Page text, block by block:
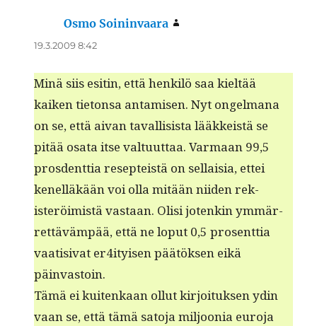
Osmo Soininvaara
19.3.2009 8:42
Minä siis esitin, että henkilö saa kieltää
kaiken tieton­sa antamisen. Nyt ongel­mana
on se, että aivan taval­li­sista lääkkeistä se
pitää osa­ta itse val­tu­ut­taa. Var­maan 99,5
pros­dent­tia resepteistä on sel­l­aisia, ettei
kenel­läkään voi olla mitään niiden rek­
isteröimistä vas­taan. Olisi jotenkin ymmär­
ret­täväm­pää, että ne lop­ut 0,5 pros­ent­tia
vaati­si­vat er4ityisen päätök­sen eikä
päinvastoin.
Tämä ei kuitenkaan ollut kir­joituk­sen ydin
vaan se, että tämä sato­ja miljoo­nia euro­ja